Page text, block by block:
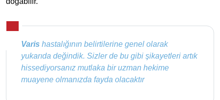
Varis hastalığının belirtilerine genel olarak
yukarıda değindik. Sizler de bu gibi şikayetleri artık
hissediyorsanız mutlaka bir uzman hekime
muayene olmanızda fayda olacaktır